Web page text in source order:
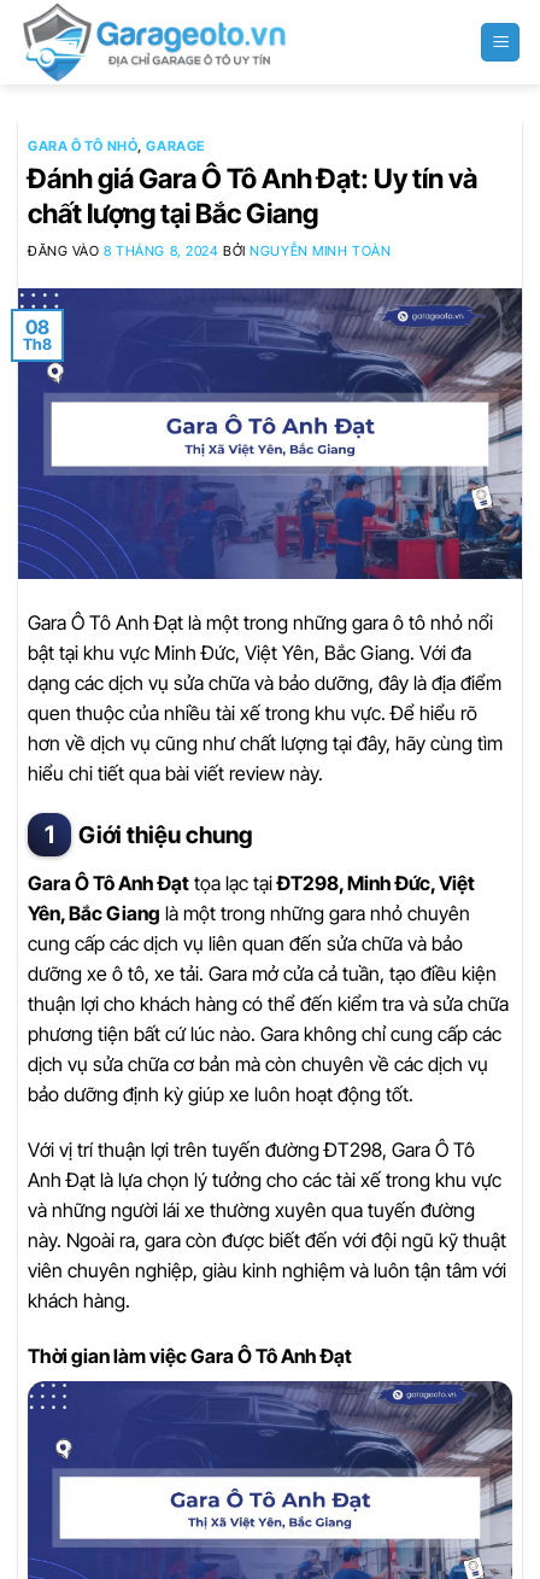
qua
GARA Ô TÔ NHỎ,GARAGE
Đánh giá Gara Ô Tô Anh Đạt: Uy tín và
chất lượng tại Bắc Giang
ĐĂNG VÀO8 THÁNG 8, 2024 BỞINGUYỄN MINH TOÀN
08
Th8
Gara Ô Tô Anh Đạt là một trong những gara ô tô nhỏ nổi
bật tại khu vực Minh Đức, Việt Yên, Bắc Giang. Với đa
dạng các dịch vụ sửa chữa và bảo dưỡng, đây là địa điểm
quen thuộc của nhiều tài xế trong khu vực. Để hiểu rõ
hơn về dịch vụ cũng như chất lượng tại đây, hãy cùng tìm
hiểu chi tiết qua bài viết review này.
Giới thiệu chung
Gara Ô Tô Anh Đạt tọa lạc tạiĐT298, Minh Đức, Việt
Yên, Bắc Giang là một trong những gara nhỏ chuyên
cung cấp các dịch vụ liên quan đến sửa chữa và bảo
dưỡng xe ô tô, xe tải. Gara mở cửa cả tuần, tạo điều kiện
thuận lợi cho khách hàng có thể đến kiểm tra và sửa chữa
phương tiện bất cứ lúc nào. Gara không chỉ cung cấp các
dịch vụ sửa chữa cơ bản mà còn chuyên về các dịch vụ
bảo dưỡng định kỳ giúp xe luôn hoạt động tốt.
Với vị trí thuận lợi trên tuyến đường ĐT298, Gara Ô Tô
Anh Đạt là lựa chọn lý tưởng cho các tài xế trong khu vực
và những người lái xe thường xuyên qua tuyến đường
này. Ngoài ra, gara còn được biết đến với đội ngũ kỹ thuật
viên chuyên nghiệp, giàu kinh nghiệm và luôn tận tâm với
khách hàng.
Thời gian làm việc Gara Ô Tô Anh Đạt